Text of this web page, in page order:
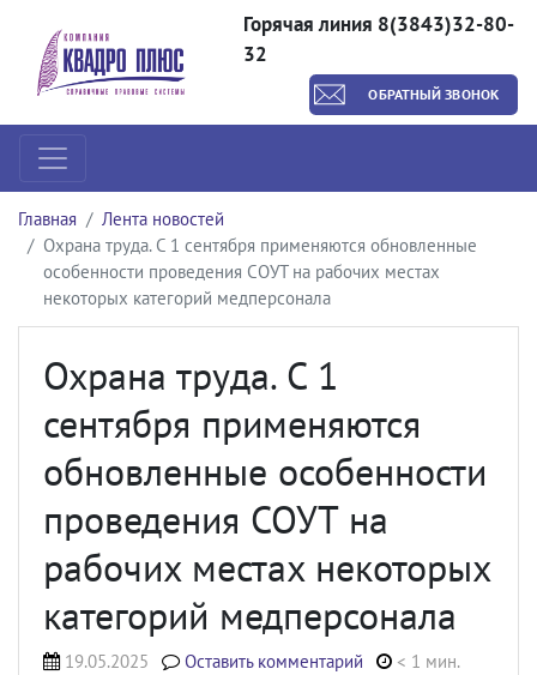
Горячая линия 8(3843)32-80-
32
ОБРАТНЫЙ ЗВОНОК
Главная
Лента новостей
Охрана труда. С 1 сентября применяются обновленные
особенности проведения СОУТ на рабочих местах
некоторых категорий медперсонала
Охрана труда. С 1
сентября применяются
обновленные особенности
проведения СОУТ на
рабочих местах некоторых
категорий медперсонала
19.05.2025 Оставить комментарий
< 1 мин.